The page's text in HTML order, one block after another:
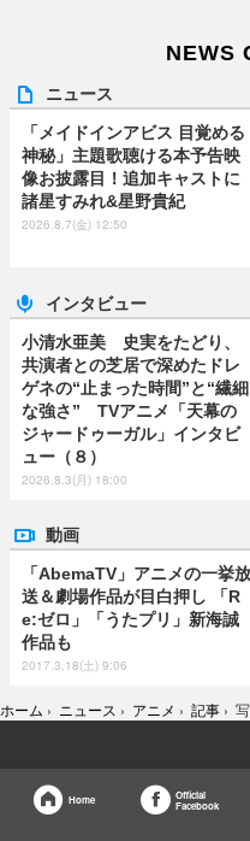
NEWS
ニュース
「メイドインアビス 目覚める
神秘」主題歌聴ける本予告映
像お披露目！追加キャストに
諸星すみれ&星野貴紀
2026.8.7(金) 12:50
インタビュー
小清水亜美 史実をたどり、
共演者との芝居で深めたドレ
ゲネの“止まった時間”と“繊細
な強さ” TVアニメ「天幕の
ジャードゥーガル」インタビ
ュー（８）
2026.8.3(月) 18:00
動画
「AbemaTV」アニメの一挙放
送＆劇場作品が目白押し 「R
e:ゼロ」「うたプリ」新海誠
作品も
2017.3.18(土) 9:06
ホーム › ニュース › アニメ › 記事 ›
Home
Official
Facebook